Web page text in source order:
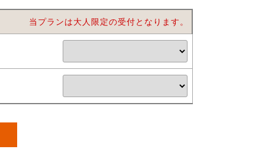
当プランは大人限定の受付となります。